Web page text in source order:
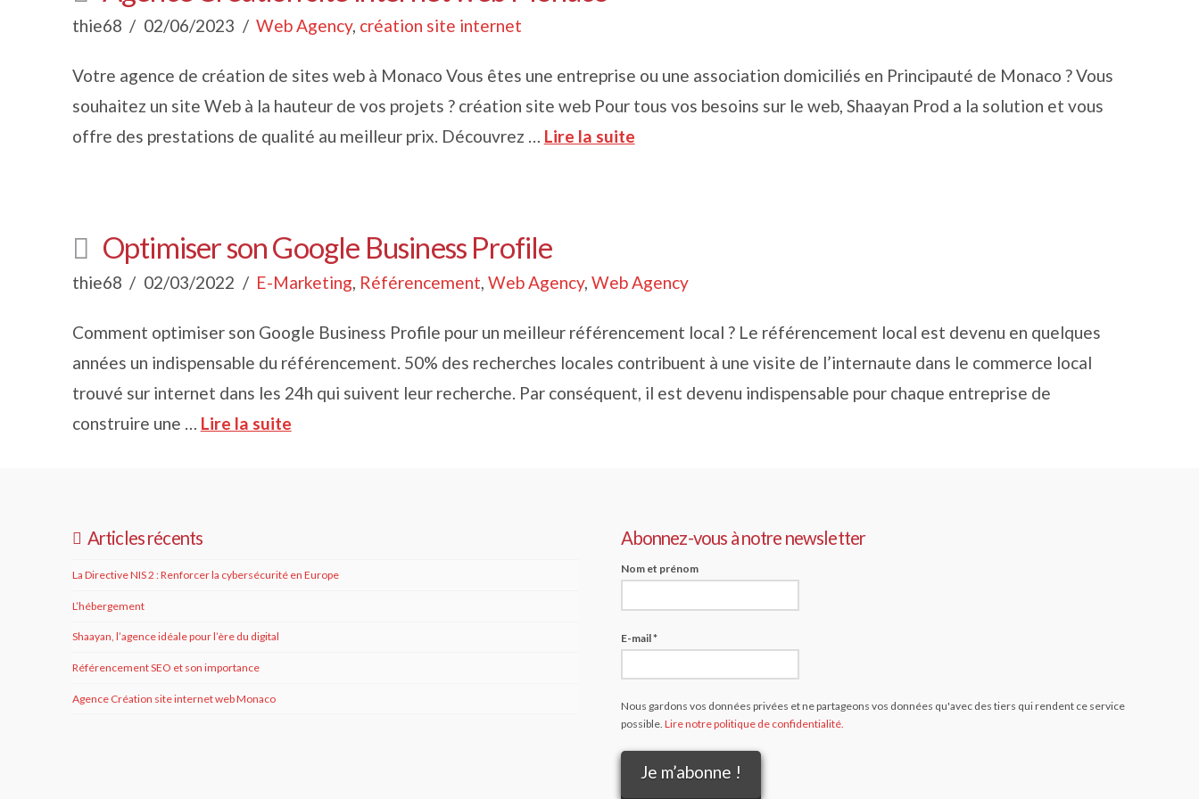
thie68 02/06/2023 Web Agency, création site internet
Votre agence de création de sites web à Monaco Vous êtes une entreprise ou une association domiciliés en Principauté de Monaco ? Vous
souhaitez un site Web à la hauteur de vos projets ? création site web Pour tous vos besoins sur le web, Shaayan Prod a la solution et vous
offre des prestations de qualité au meilleur prix. Découvrez … Lire la suite
Optimiser son Google Business Profile
thie68 02/03/2022 E-Marketing, Référencement,Web Agency,Web Agency
Comment optimiser son Google Business Profile pour un meilleur référencement local ? Le référencement local est devenu en quelques
années un indispensable du référencement. 50% des recherches locales contribuent à une visite de l’internaute dans le commerce local
trouvé sur internet dans les 24h qui suivent leur recherche. Par conséquent, il est devenu indispensable pour chaque entreprise de
construire une … Lire la suite
Articles récents
La Directive NIS 2 : Renforcer la cybersécurité en Europe
L’hébergement
Shaayan, l’agence idéale pour l’ère du digital
Référencement SEO et son importance
Agence Création site internet web Monaco
Abonnez-vous à notre newsletter
Nom et prénom
E-mail*
Nous gardons vos données privées et ne partageons vos données qu'avec des tiers qui rendent ce service
possible. Lire notre politique de confidentialité.